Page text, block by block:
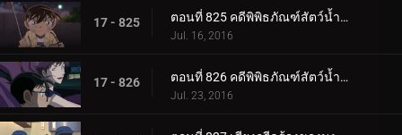
17 - 825 ตอนที่ 825 คดีพิพิธภัณฑ์สัตว์น้ำของคุโด้ ชินอิจิ (ตอน 1)
Jul. 16, 2016
17 - 826 ตอนที่ 826 คดีพิพิธภัณฑ์สัตว์น้ำของคุโด้ ชินอิจิ (ตอน 2)
Jul. 23, 2016